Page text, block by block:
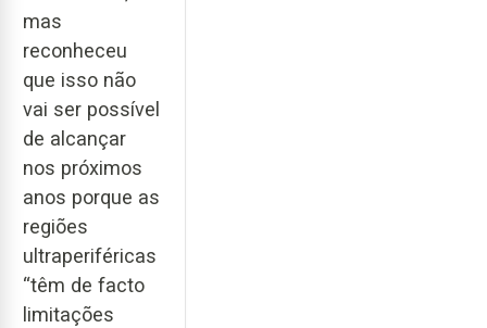
mas
reconheceu
que isso não
vai ser possível
de alcançar
nos próximos
anos porque as
regiões
ultraperiféricas
“têm de facto
limitações